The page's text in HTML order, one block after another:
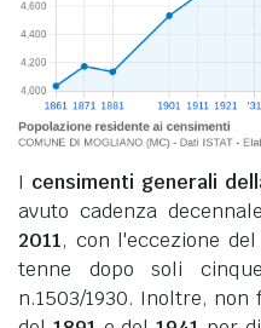
I censimenti generali
avuto cadenza
2011, con l'eccezione
tenne dopo soli
n.1503/1930. Inoltre,